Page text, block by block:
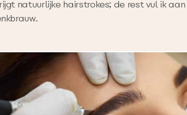
natuurlijke hairstrokes; de rest vul ik aan